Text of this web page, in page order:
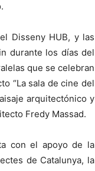
Disseny HUB, y las
durante los días del
que se celebran
“La sala de cine del
arquitectónico y
Fredy Massad.
con el apoyo de la
de Catalunya, la